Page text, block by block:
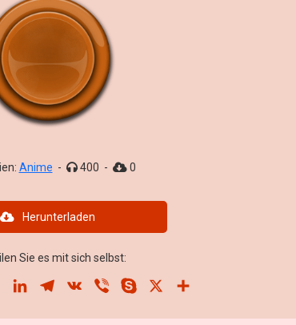
Anime - 400 - 0
Herunterladen
Sie es mit sich selbst:
TumblrLinkedInTelegram
VK Viber Skype